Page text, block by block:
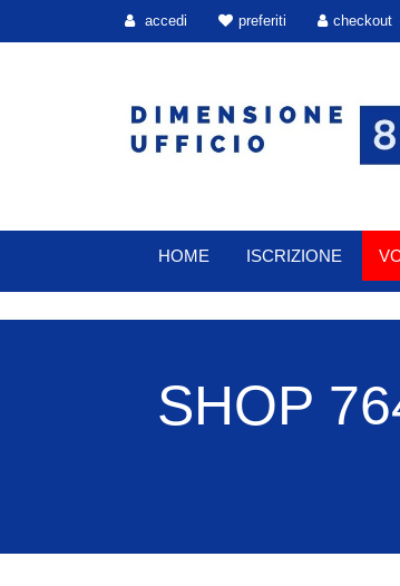
accedi preferiti checkout
HOME ISCRIZIONE
SHOP